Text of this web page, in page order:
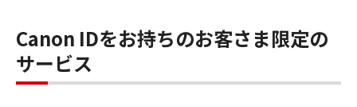
Canon IDをお持ちのお客さま限定の
サービス